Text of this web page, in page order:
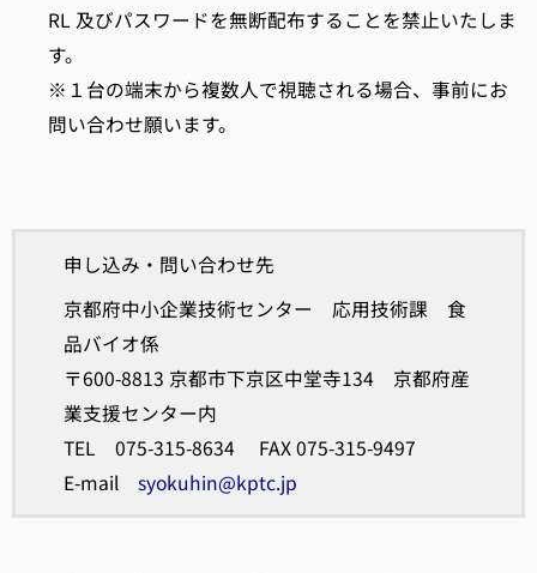
RL 及びパスワードを無断配布することを禁止いたしま
す。
※１台の端末から複数人で視聴される場合、事前にお
問い合わせ願います。
申し込み・問い合わせ先
京都府中小企業技術センター 応用技術課 食
品バイオ係
〒600-8813 京都市下京区中堂寺134 京都府産
業支援センター内
TEL 075-315-8634 FAX 075-315-9497
E-mail syokuhin@kptc.jp